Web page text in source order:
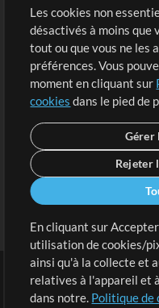
Extras
Sessions
Soumettre votre contenu
Listes de lecture
Conférence MT
Les cookies non
désactivés à moins que
tout ou que vous ne les
préférences. Vous
moment en cliquant sur
cookies dans le pied de
Gérer
Rejeter
En cliquant sur
utilisation de cookies/
ainsi qu'à la collecte et
relatives à l'appareil et
dans notre. Politique de